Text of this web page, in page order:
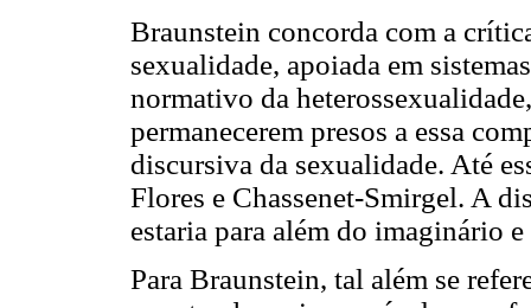
Braunstein concorda com a
sexualidade, apoiada em
normativo da
permanecerem presos a essa
discursiva da sexualidade. Até
Flores e Chassenet-Smirgel. A
estaria para além do imaginário
Para Braunstein, tal além se